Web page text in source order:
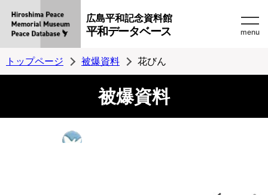
広島平和記念資料館
平和データベース menu
トップページ 被爆資料 花びん
被爆資料